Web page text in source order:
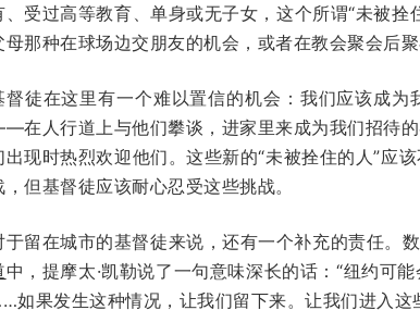
、受过高等教育、单身或无子女，这个所谓“未被
母那种在球场边交朋友的机会，或者在教会聚会后
督徒在这里有一个难以置信的机会：我们应该成
在人行道上与他们攀谈，进家里来成为我们招待
出现时热烈欢迎他们。这些新的“未被拴住的人”应
，但基督徒应该耐心忍受这些挑战。
于留在城市的基督徒来说，还有一个补充的责任。
中，提摩太·凯勒说了一句意味深长的话：“纽约可
如果发生这种情况，让我们留下来。让我们进入这